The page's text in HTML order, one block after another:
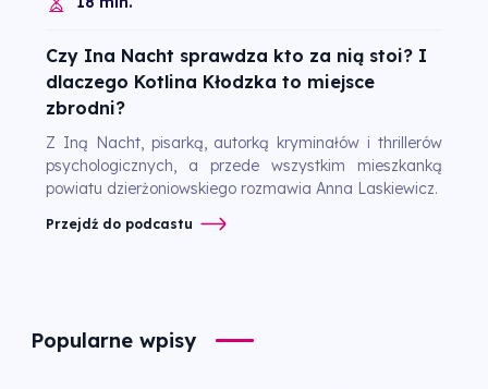
Czy Ina Nacht sprawdza kto za nią stoi? I
dlaczego Kotlina Kłodzka to miejsce
zbrodni?
Z Iną Nacht, pisarką, autorką kryminałów i thrillerów
psychologicznych, a przede wszystkim mieszkanką
powiatu dzierżoniowskiego rozmawia Anna Laskiewicz.
Przejdź do podcastu
Popularne wpisy